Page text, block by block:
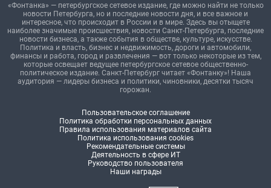
«Фонтанка» — петербургское сетевое издание, где можно найти не только
новости Петербурга, но и последние новости дня, и все важное и
интересное, что происходит в России и в мире. Здесь вы отыщете
наиболее значимые происшествия, новости Санкт-Петербурга, последние
новости бизнеса, а также события в обществе, культуре, искусстве.
Политика и власть, бизнес и недвижимость, дороги и автомобили,
финансы и работа, город и развлечения — вот только некоторые из тем,
которые освещает ведущее петербургское сетевое общественно-
политическое издание. Санкт-Петербург читает «Фонтанку»! Наша
аудитория — лидеры бизнеса и политики, чиновники, десятки тысяч
горожан.
Пользовательское соглашение
Политика обработки персональных данных
Правила использования материалов сайта
Политика использования cookies
Рекомендательные системы
Деятельность в сфере ИТ
Руководство пользователя
Наши награды